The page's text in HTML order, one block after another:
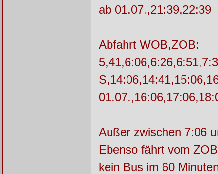
ab 01.07.,21:39,22:39
Abfahrt WOB,ZOB:
Außer zwischen 7:06
Ebenso fährt vom
kein Bus im 60